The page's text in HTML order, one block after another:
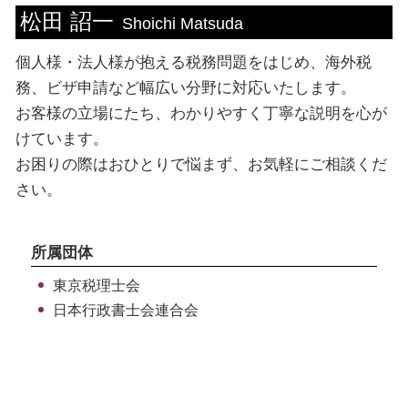
融資 事業計画書
税務書類 必要書類
法人税 流れ
決算 流れ
法人税 計算
技能実習 ビザ
ビザ申請 流れ
就労 ビザ 期間
ビザ申請 必要書類
就労 ビザ 申請
ビザ申請 期間
資格外活動 許可証
税務相談 神奈川県 相談
ビザ申請 東京都 税理士
税務相談 神奈川県 税理士
個人 台東区 相談
税務相談 新宿区 相談
法人 渋谷区 税理士
ビザ申請 中央区 相談
海外税務 千葉県 相談
松田 詔一 Shoichi Matsuda
個人様・法人様が抱える税務問題をはじめ、海外税
務、ビザ申請など幅広い分野に対応いたします。
お客様の立場にたち、わかりやすく丁寧な説明を心が
けています。
お困りの際はおひとりで悩まず、お気軽にご相談くだ
さい。
所属団体
東京税理士会
日本行政書士会連合会